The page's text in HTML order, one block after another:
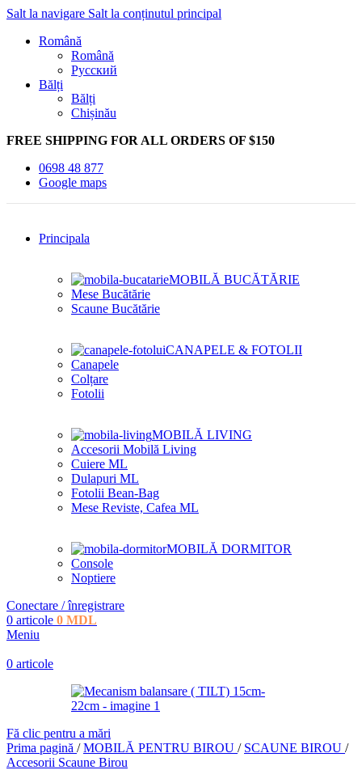
Salt la navigare Salt la conținutul principal
Română
Română
Русский
Bălți
Bălți
Chișinău
FREE SHIPPING FOR ALL ORDERS OF $150
0698 48 877
Google maps
Principala
MOBILĂ BUCĂTĂRIE
Mese Bucătărie
Scaune Bucătărie
CANAPELE & FOTOLII
Canapele
Colțare
Fotolii
MOBILĂ LIVING
Accesorii Mobilă Living
Cuiere ML
Dulapuri ML
Fotolii Bean-Bag
Mese Reviste, Cafea ML
MOBILĂ DORMITOR
Console
Noptiere
Conectare / înregistrare
0 articole 0 MDL
Meniu
0 articole
Fă clic pentru a mări
Prima pagină / MOBILĂ PENTRU BIROU / SCAUNE BIROU /
Accesorii Scaune Birou